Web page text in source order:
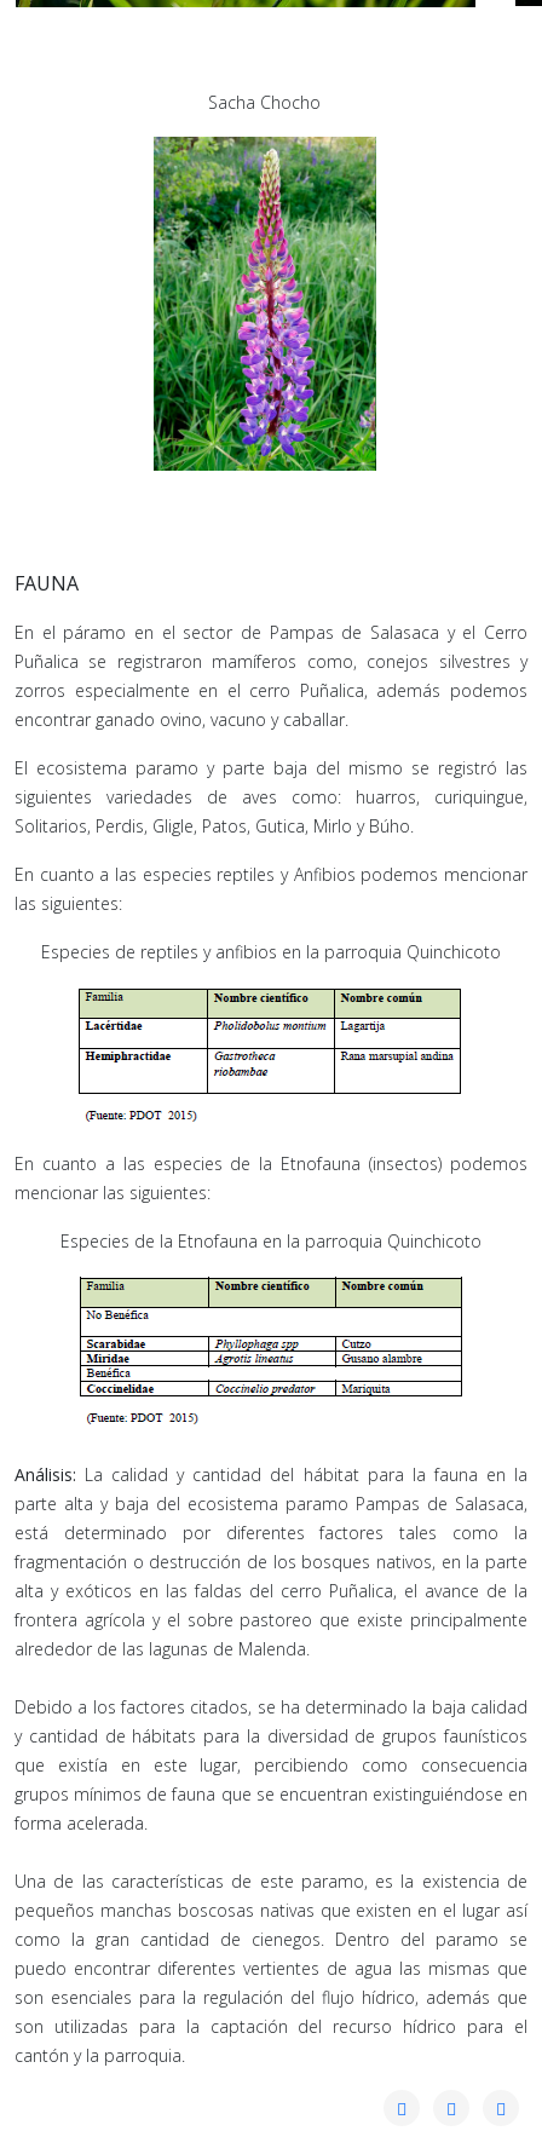
Sacha Chocho
FAUNA
En el páramo en el sector de Pampas de Salasaca y el Cerro
Puñalica se registraron mamíferos como, conejos silvestres y
zorros especialmente en el cerro Puñalica, además podemos
encontrar ganado ovino, vacuno y caballar.
El ecosistema paramo y parte baja del mismo se registró las
siguientes variedades de aves como: huarros, curiquingue,
Solitarios, Perdis, Gligle, Patos, Gutica, Mirlo y Búho.
En cuanto a las especies reptiles y Anfibios podemos mencionar
las siguientes:
Especies de reptiles y anfibios en la parroquia Quinchicoto
En cuanto a las especies de la Etnofauna (insectos) podemos
mencionar las siguientes:
Especies de la Etnofauna en la parroquia Quinchicoto
Análisis: La calidad y cantidad del hábitat para la fauna en la
parte alta y baja del ecosistema paramo Pampas de Salasaca,
está determinado por diferentes factores tales como la
fragmentación o destrucción de los bosques nativos, en la parte
alta y exóticos en las faldas del cerro Puñalica, el avance de la
frontera agrícola y el sobre pastoreo que existe principalmente
alrededor de las lagunas de Malenda.
Debido a los factores citados, se ha determinado la baja calidad
y cantidad de hábitats para la diversidad de grupos faunísticos
que existía en este lugar, percibiendo como consecuencia
grupos mínimos de fauna que se encuentran existinguiéndose en
forma acelerada.
Una de las características de este paramo, es la existencia de
pequeños manchas boscosas nativas que existen en el lugar así
como la gran cantidad de cienegos. Dentro del paramo se
puedo encontrar diferentes vertientes de agua las mismas que
son esenciales para la regulación del flujo hídrico, además que
son utilizadas para la captación del recurso hídrico para el
cantón y la parroquia.